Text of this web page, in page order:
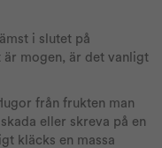
i slutet på
är mogen, är det vanligt
från frukten man
eller skreva på en
kläcks en massa